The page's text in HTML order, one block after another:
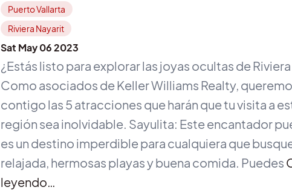
Puerto Vallarta
Riviera Nayarit
Sat May 06 2023
¿Estás listo para explorar las joyas ocultas de
Como asociados de Keller Williams Realty,
contigo las 5 atracciones que harán que tu visita a
región sea inolvidable. Sayulita: Este encantador
es un destino imperdible para cualquiera que
relajada, hermosas playas y buena comida. Puedes
leyendo…